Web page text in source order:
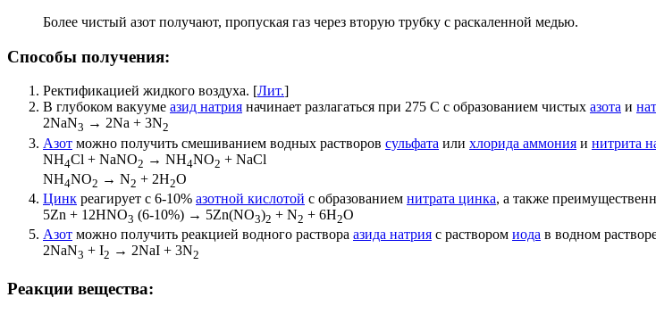
Более чистый азот получают, пропуская газ через вторую трубку с раскаленной медью.
Способы получения:
Ректификацией жидкого воздуха. [Лит.]
В глубоком вакууме азид натрия начинает разлагаться при 275 С с образованием чистых азота и
2NaN3 → 2Na + 3N2
Азот можно получить смешиванием водных растворов сульфата или хлорида аммония и нитрита
NH4Cl + NaNO2 → NH4NO2 + NaCl
NH4NO2 → N2 + 2H2O
Цинк реагирует с 6-10% азотной кислотой с образованием нитрата цинка, а также
5Zn + 12HNO3 (6-10%) → 5Zn(NO3)2 + N2 + 6H2O
Азот можно получить реакцией водного раствора азида натрия с раствором иода в водном
2NaN3 + I2 → 2NaI + 3N2
Реакции вещества: